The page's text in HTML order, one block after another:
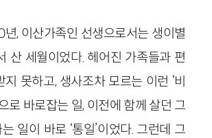
, 이산가족인 선생으로서는 생이별
산 세월이었다. 헤어진 가족들과 편
못하고, 생사조차 모르는 이런 ‘비
으로 바로잡는 일, 이전에 함께 살던 그
일이 바로 ‘통일’이었다. 그런데 그